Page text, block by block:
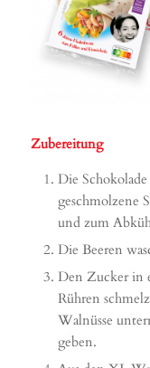
Zubereitung
Die
geschmolzene
und zum
Die Beeren
Den Zucker in
Rühren
Walnüsse
geben.